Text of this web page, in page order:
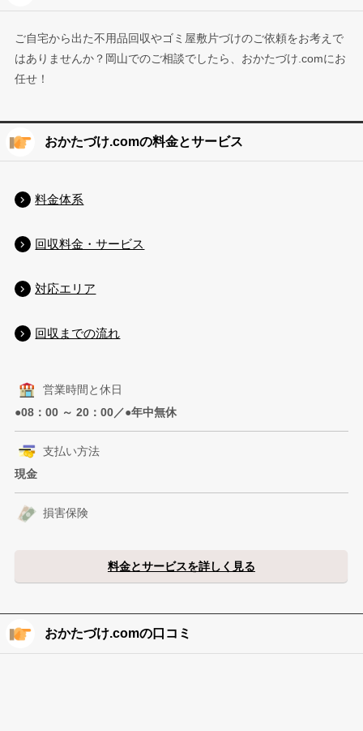
ご自宅から出た不用品回収やゴミ屋敷片づけのご依頼をお考えで
はありませんか？岡山でのご相談でしたら、おかたづけ.comにお
任せ！
おかたづけ.comの料金とサービス
料金体系
回収料金・サービス
対応エリア
回収までの流れ
営業時間と休日
●08：00 ～ 20：00／●年中無休
支払い方法
現金
損害保険
料金とサービスを詳しく見る
おかたづけ.comの口コミ